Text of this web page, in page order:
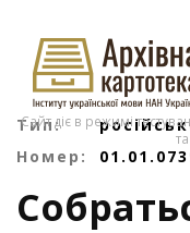
Сайт діє в режимі
Тип:
Номер: